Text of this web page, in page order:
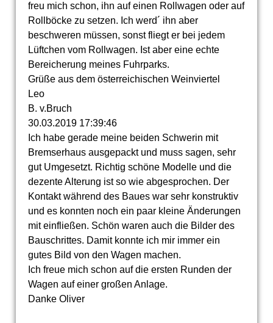
freu mich schon, ihn auf einen Rollwagen oder auf
Rollböcke zu setzen. Ich werd´ ihn aber
beschweren müssen, sonst fliegt er bei jedem
Lüftchen vom Rollwagen. Ist aber eine echte
Bereicherung meines Fuhrparks.
Grüße aus dem österreichischen Weinviertel
Leo
B. v.Bruch
30.03.2019 17:39:46
Ich habe gerade meine beiden Schwerin mit
Bremserhaus ausgepackt und muss sagen, sehr
gut Umgesetzt. Richtig schöne Modelle und die
dezente Alterung ist so wie abgesprochen. Der
Kontakt während des Baues war sehr konstruktiv
und es konnten noch ein paar kleine Änderungen
mit einfließen. Schön waren auch die Bilder des
Bauschrittes. Damit konnte ich mir immer ein
gutes Bild von den Wagen machen.
Ich freue mich schon auf die ersten Runden der
Wagen auf einer großen Anlage.
Danke Oliver